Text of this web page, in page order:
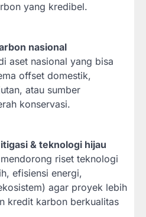
yang kredibel.
nasional
aset nasional yang bisa
offset domestik,
atau sumber
konservasi.
& teknologi hijau
riset teknologi
efisiensi energi,
agar proyek lebih
kredit karbon berkualitas